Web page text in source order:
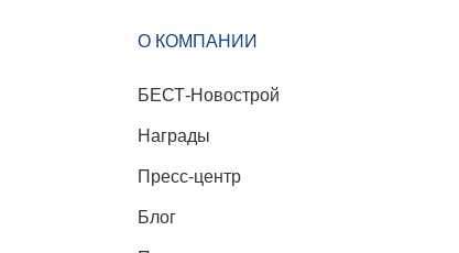
О КОМПАНИИ
БЕСТ-Новострой
Награды
Пресс-центр
Блог